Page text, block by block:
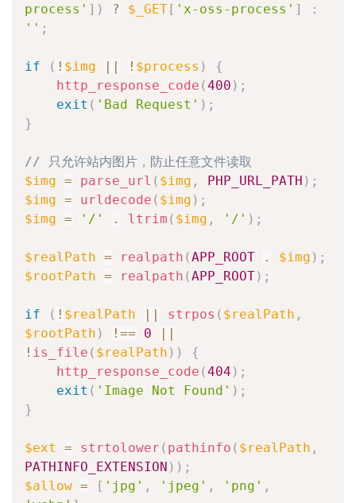
process' ] ) ? $_GET[ 'x-oss-process' ]
:
'' ;
if ( ! $img || ! $process )
{
http_response_code (400 ) ;
exit ( 'Bad Request' ) ;
}
// 只允许站内图片，防止任意文件读取
$img = parse_url ( $img , PHP_URL_PATH ) ;
$img = urldecode ( $img ) ;
$img = '/' . ltrim ( $img , '/' ) ;
$realPath = realpath (APP_ROOT . $img ) ;
$rootPath = realpath (APP_ROOT) ;
if ( ! $realPath || strpos ( $realPath ,
$rootPath ) !== 0
||
! is_file ( $realPath ) )
{
http_response_code (404 ) ;
exit ( 'Image Not Found' ) ;
}
$ext = strtolower ( pathinfo ( $realPath ,
PATHINFO_EXTENSION ) ) ;
$allow = [ 'jpg' , 'jpeg' , 'png' ,